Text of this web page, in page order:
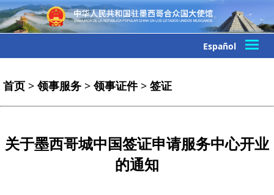
Español
首页 >领事服务 >领事证件> 签证
关于墨西哥城中国签证申请服务中心开业
的通知